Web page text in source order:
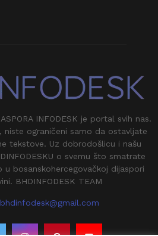
INFODESK je portal svih nas.
niste ograničeni samo da ostavljate
tekstove. Uz dobrodošlicu i našu
o svemu što smatrate
u bosanskohercegovačkoj dijaspori
BHDINFODESK TEAM
bhdinfodesk@gmail.com